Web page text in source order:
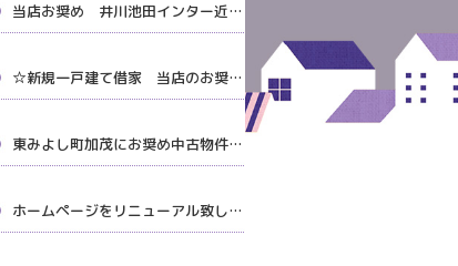
当店お奨め 井川池田インター近くの中古物件
☆新規一戸建て借家 当店のお奨め物件です。
東みよし町加茂にお奨め中古物件がでました。
ホームページをリニューアル致しました。